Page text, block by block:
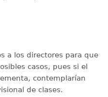
a los directores para que
casos, pues si el
contemplarían
de clases.